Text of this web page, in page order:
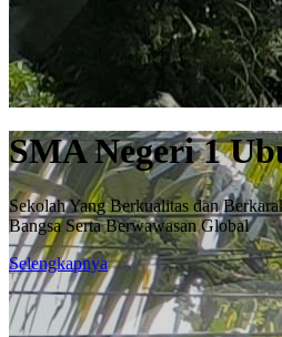
SMA Negeri 1
Sekolah Yang Berkualitas dan
Bangsa Serta Berwawasan Global
Selengkapnya